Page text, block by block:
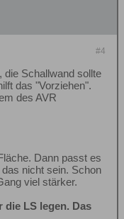
#4
die Schallwand sollte
das "Vorziehen".
des AVR
Dann passt es
nicht sein. Schon
viel stärker.
die LS legen. Das